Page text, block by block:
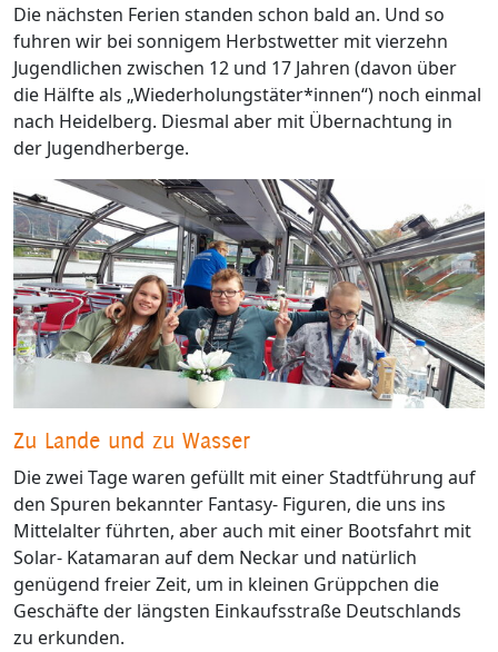
Die nächsten Ferien standen schon bald an. Und so
fuhren wir bei sonnigem Herbstwetter mit vierzehn
Jugendlichen zwischen 12 und 17 Jahren (davon über
die Hälfte als „Wiederholungstäter*innen“) noch einmal
nach Heidelberg. Diesmal aber mit Übernachtung in
der Jugendherberge.
Zu Lande und zu Wasser
Die zwei Tage waren gefüllt mit einer Stadtführung auf
den Spuren bekannter Fantasy- Figuren, die uns ins
Mittelalter führten, aber auch mit einer Bootsfahrt mit
Solar- Katamaran auf dem Neckar und natürlich
genügend freier Zeit, um in kleinen Grüppchen die
Geschäfte der längsten Einkaufsstraße Deutschlands
zu erkunden.